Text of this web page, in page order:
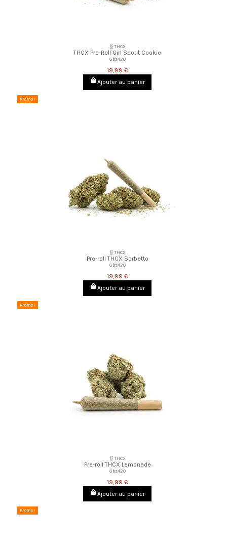
🧬THCX
THCX Pre-Roll Girl Scout Cookie
Gbz420
19,99 €
Ajouter au panier
Promo !
🧬THCX
Pre-roll THCX Sorbetto
Gbz420
19,99 €
Ajouter au panier
Promo !
🧬THCX
Pre-roll THCX Lemonade
Gbz420
19,99 €
Ajouter au panier
Promo !